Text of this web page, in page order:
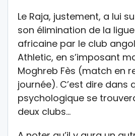
Le Raja, justement, a lui
son élimination de la
africaine par le club
Athletic, en s’imposant
Moghreb Fès (match en
journée). C’est dire dans
psychologique se
deux clubs…